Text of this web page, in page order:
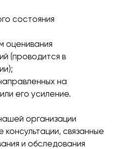
состояния
оценивания
(проводится в
на
его усиление.
организации
связанные
и обследования